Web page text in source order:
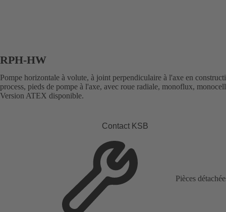
RPH-HW
Pompe horizontale à volute, à joint perpendiculaire à l'axe en
process, pieds de pompe à l'axe, avec roue radiale, monoflux,
Version ATEX disponible.
Contact KSB
Pièces